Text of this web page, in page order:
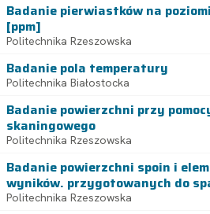
Badanie pierwiastków na
[ppm]
Politechnika Rzeszowska
Badanie pola temperatury
Politechnika Białostocka
Badanie powierzchni przy
skaningowego
Politechnika Rzeszowska
Badanie powierzchni spoin i
wyników. przygotowanych do
Politechnika Rzeszowska